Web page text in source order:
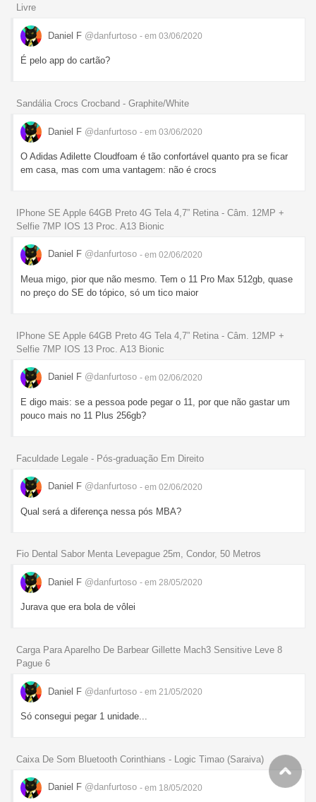
Livre
Daniel F @danfurtoso - em 03/06/2020
É pelo app do cartão?
Sandália Crocs Crocband - Graphite/White
Daniel F @danfurtoso - em 03/06/2020
O Adidas Adilette Cloudfoam é tão confortável quanto pra se ficar
em casa, mas com uma vantagem: não é crocs
IPhone SE Apple 64GB Preto 4G Tela 4,7” Retina - Câm. 12MP +
Selfie 7MP IOS 13 Proc. A13 Bionic
Daniel F @danfurtoso - em 02/06/2020
Meua migo, pior que não mesmo. Tem o 11 Pro Max 512gb, quase
no preço do SE do tópico, só um tico maior
IPhone SE Apple 64GB Preto 4G Tela 4,7” Retina - Câm. 12MP +
Selfie 7MP IOS 13 Proc. A13 Bionic
Daniel F @danfurtoso - em 02/06/2020
E digo mais: se a pessoa pode pegar o 11, por que não gastar um
pouco mais no 11 Plus 256gb?
Faculdade Legale - Pós-graduação Em Direito
Daniel F @danfurtoso - em 02/06/2020
Qual será a diferença nessa pós MBA?
Fio Dental Sabor Menta Levepague 25m, Condor, 50 Metros
Daniel F @danfurtoso - em 28/05/2020
Jurava que era bola de vôlei
Carga Para Aparelho De Barbear Gillette Mach3 Sensitive Leve 8
Pague 6
Daniel F @danfurtoso - em 21/05/2020
Só consegui pegar 1 unidade...
Caixa De Som Bluetooth Corinthians - Logic Timao (Saraiva)
Daniel F @danfurtoso - em 18/05/2020